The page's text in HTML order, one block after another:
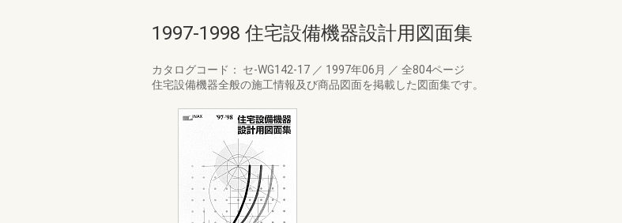
1997-1998 住宅設備機器設計用図面集
カタログコード： セ-WG142-17 ／ 1997年06月 ／ 全804ページ
住宅設備機器全般の施工情報及び商品図面を掲載した図面集です。